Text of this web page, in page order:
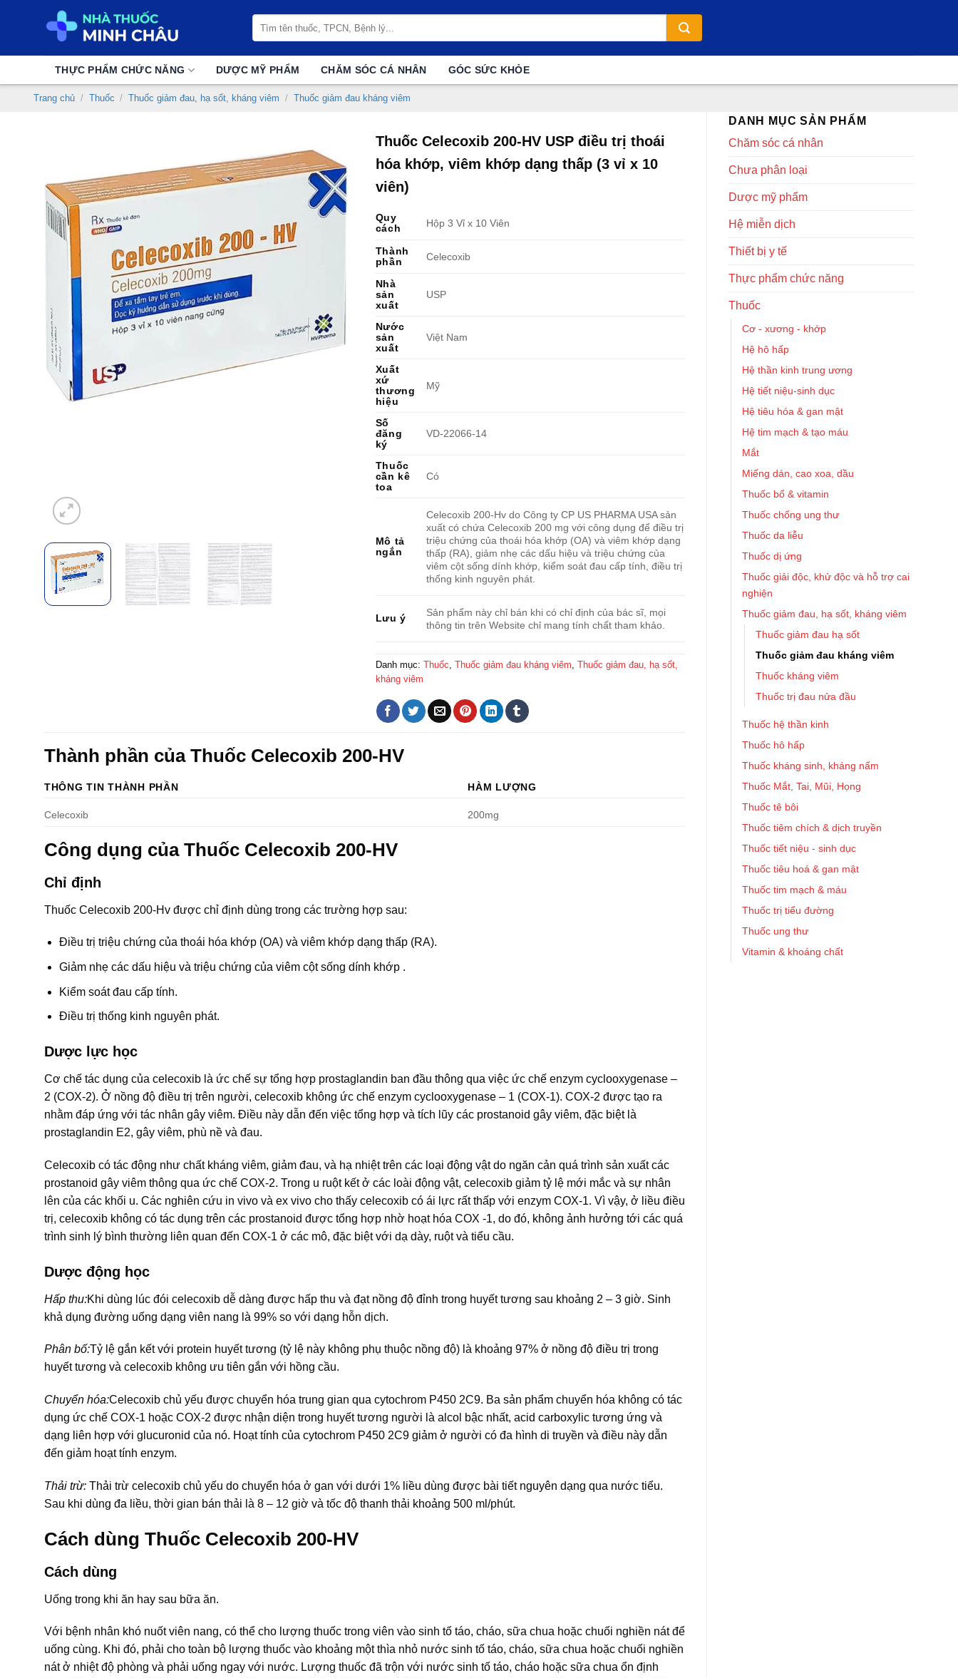
kiếm:
THỰC PHẨM CHỨC NĂNG DƯỢC MỸ PHẨM CHĂM SÓC CÁ NHÂN GÓC SỨC KHỎE
Trang chủ / Thuốc / Thuốc giảm đau, hạ sốt, kháng viêm / Thuốc giảm đau kháng viêm
DANH MỤC SẢN PHẨM
Chăm sóc cá nhân
Chưa phân loại
Dược mỹ phẩm
Hệ miễn dịch
Thiết bị y tế
Thực phẩm chức năng
Thuốc
Cơ - xương - khớp
Hệ hô hấp
Hệ thần kinh trung ương
Hệ tiết niệu-sinh dục
Hệ tiêu hóa & gan mật
Hệ tim mạch & tạo máu
Mắt
Miếng dán, cao xoa, dầu
Thuốc bổ & vitamin
Thuốc chống ung thư
Thuốc da liễu
Thuốc dị ứng
Thuốc giải độc, khử độc và hỗ trợ cai
nghiện
Thuốc giảm đau, hạ sốt, kháng viêm
Thuốc giảm đau hạ sốt
Thuốc giảm đau kháng viêm
Thuốc kháng viêm
Thuốc trị đau nửa đầu
Thuốc hệ thần kinh
Thuốc hô hấp
Thuốc kháng sinh, kháng nấm
Thuốc Mắt, Tai, Mũi, Họng
Thuốc tê bôi
Thuốc tiêm chích & dịch truyền
Thuốc tiết niệu - sinh dục
Thuốc tiêu hoá & gan mật
Thuốc tim mạch & máu
Thuốc trị tiểu đường
Thuốc ung thư
Vitamin & khoáng chất
Thuốc Celecoxib 200-HV USP điều trị thoái
hóa khớp, viêm khớp dạng thấp (3 vỉ x 10
viên)
Quy
cách
Hộp 3 Vỉ x 10 Viên
Thành
phần
Celecoxib
Nhà
sản
xuất
USP
Nước
sản
xuất
Việt Nam
Xuất
xứ
thương
hiệu
Mỹ
Số
đăng
ký
VD-22066-14
Thuốc
cần kê
toa
Có
Mô tả
ngắn
Celecoxib 200-Hv do Công ty CP US PHARMA USA sản
xuất có chứa Celecoxib 200 mg với công dụng để điều trị
triệu chứng của thoái hóa khớp (OA) và viêm khớp dạng
thấp (RA), giảm nhẹ các dấu hiệu và triệu chứng của
viêm cột sống dính khớp, kiểm soát đau cấp tính, điều trị
thống kinh nguyên phát.
Lưu ý
Sản phẩm này chỉ bán khi có chỉ định của bác sĩ, mọi
thông tin trên Website chỉ mang tính chất tham khảo.
Danh mục: Thuốc, Thuốc giảm đau kháng viêm, Thuốc giảm đau, hạ sốt,
kháng viêm
Thành phần của Thuốc Celecoxib 200-HV
THÔNG TIN THÀNH PHẦN HÀM LƯỢNG
Celecoxib 200mg
Công dụng của Thuốc Celecoxib 200-HV
Chỉ định
Thuốc Celecoxib 200-Hv được chỉ định dùng trong các trường hợp sau:
Điều trị triệu chứng của thoái hóa khớp (OA) và viêm khớp dạng thấp (RA).
Giảm nhẹ các dấu hiệu và triệu chứng của viêm cột sống dính khớp .
Kiểm soát đau cấp tính.
Điều trị thống kinh nguyên phát.
Dược lực học
Cơ chế tác dụng của celecoxib là ức chế sự tổng hợp prostaglandin ban đầu thông qua việc ức chế enzym cyclooxygenase –
2 (COX-2). Ở nồng độ điều trị trên người, celecoxib không ức chế enzym cyclooxygenase – 1 (COX-1). COX-2 được tạo ra
nhằm đáp ứng với tác nhân gây viêm. Điều này dẫn đến việc tổng hợp và tích lũy các prostanoid gây viêm, đặc biệt là
prostaglandin E2, gây viêm, phù nề và đau.
Celecoxib có tác động như chất kháng viêm, giảm đau, và hạ nhiệt trên các loại động vật do ngăn cản quá trình sản xuất các
prostanoid gây viêm thông qua ức chế COX-2. Trong u ruột kết ở các loài động vật, celecoxib giảm tỷ lệ mới mắc và sự nhân
lên của các khối u. Các nghiên cứu in vivo và ex vivo cho thấy celecoxib có ái lực rất thấp với enzym COX-1. Vì vậy, ở liều điều
trị, celecoxib không có tác dụng trên các prostanoid được tổng hợp nhờ hoạt hóa COX -1, do đó, không ảnh hưởng tới các quá
trình sinh lý bình thường liên quan đến COX-1 ở các mô, đặc biệt với dạ dày, ruột và tiểu cầu.
Dược động học
Hấp thu:Khi dùng lúc đói celecoxib dễ dàng được hấp thu và đạt nồng độ đỉnh trong huyết tương sau khoảng 2 – 3 giờ. Sinh
khả dụng đường uống dạng viên nang là 99% so với dạng hỗn dịch.
Phân bố:Tỷ lệ gắn kết với protein huyết tương (tỷ lệ này không phụ thuộc nồng độ) là khoảng 97% ở nồng độ điều trị trong
huyết tương và celecoxib không ưu tiên gắn với hồng cầu.
Chuyển hóa:Celecoxib chủ yếu được chuyển hóa trung gian qua cytochrom P450 2C9. Ba sản phẩm chuyển hóa không có tác
dụng ức chế COX-1 hoặc COX-2 được nhận diện trong huyết tương người là alcol bậc nhất, acid carboxylic tương ứng và
dạng liên hợp với glucuronid của nó. Hoạt tính của cytochrom P450 2C9 giảm ở người có đa hình di truyền và điều này dẫn
đến giảm hoạt tính enzym.
Thải trừ: Thải trừ celecoxib chủ yếu do chuyển hóa ở gan với dưới 1% liều dùng được bài tiết nguyên dạng qua nước tiểu.
Sau khi dùng đa liều, thời gian bán thải là 8 – 12 giờ và tốc độ thanh thải khoảng 500 ml/phút.
Cách dùng Thuốc Celecoxib 200-HV
Cách dùng
Uống trong khi ăn hay sau bữa ăn.
Với bệnh nhân khó nuốt viên nang, có thể cho lượng thuốc trong viên vào sinh tố táo, cháo, sữa chua hoặc chuối nghiền nát để
uống cùng. Khi đó, phải cho toàn bộ lượng thuốc vào khoảng một thìa nhỏ nước sinh tố táo, cháo, sữa chua hoặc chuối nghiền
nát ở nhiệt độ phòng và phải uống ngay với nước. Lượng thuốc đã trộn với nước sinh tố táo, cháo hoặc sữa chua ổn định